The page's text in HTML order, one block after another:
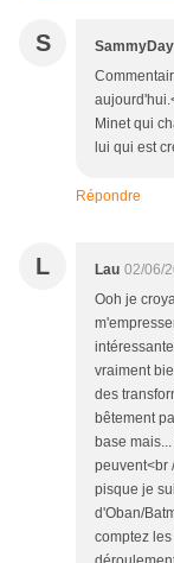
S SammyDay
Minet qui
lui qui est
Répondre
L Lau 02/06/
Ooh je
vraiment
des
bêtement
base
peuvent<br
pisque je
d'Oban/
comptez